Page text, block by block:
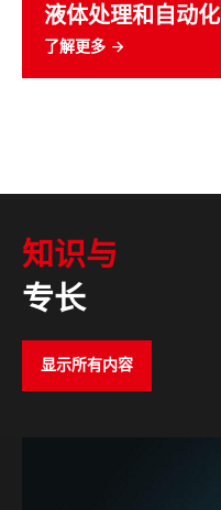
液体处理和自动化
了解更多
知识与
专长
显示所有内容